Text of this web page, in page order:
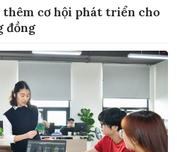
thêm cơ hội phát triển cho
đồng